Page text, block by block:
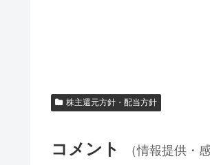
株主還元方針・配当方針
コメント （情報提供・